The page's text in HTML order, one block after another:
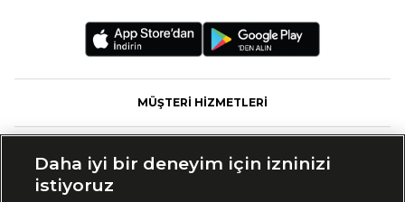
MÜŞTERİ HİZMETLERİ
Daha iyi bir deneyim için izninizi
istiyoruz